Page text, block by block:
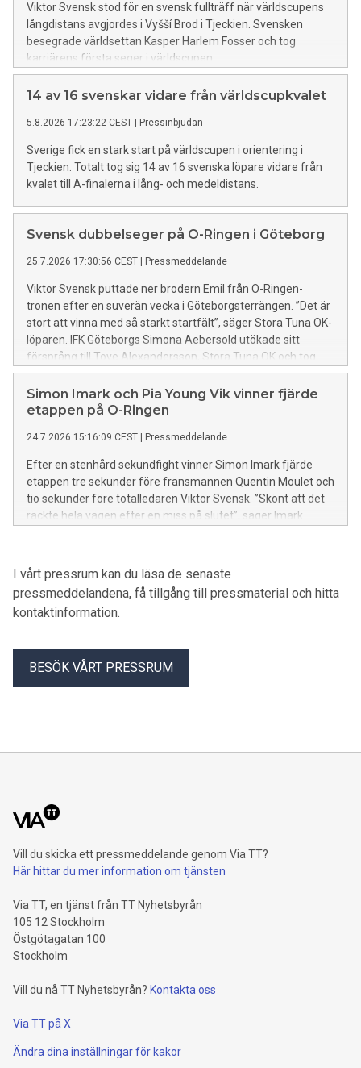
Viktor Svensk stod för en svensk fullträff när världscupens
långdistans avgjordes i Vyšší Brod i Tjeckien. Svensken
besegrade världsettan Kasper Harlem Fosser och tog
karriärens första seger i världscupen.
14 av 16 svenskar vidare från världscupkvalet
5.8.2026 17:23:22 CEST Pressinbjudan
Sverige fick en stark start på världscupen i orientering i
Tjeckien. Totalt tog sig 14 av 16 svenska löpare vidare från
kvalet till A-finalerna i lång- och medeldistans.
Svensk dubbelseger på O-Ringen i Göteborg
25.7.2026 17:30:56 CEST Pressmeddelande
Viktor Svensk puttade ner brodern Emil från O-Ringen-
tronen efter en suverän vecka i Göteborgsterrängen. ”Det är
stort att vinna med så starkt startfält”, säger Stora Tuna OK-
löparen. IFK Göteborgs Simona Aebersold utökade sitt
försprång till Tove Alexandersson, Stora Tuna OK och tog
hem sin andra raka O-Ringen-seger.
Simon Imark och Pia Young Vik vinner fjärde
etappen på O-Ringen
24.7.2026 15:16:09 CEST Pressmeddelande
Efter en stenhård sekundfight vinner Simon Imark fjärde
etappen tre sekunder före fransmannen Quentin Moulet och
tio sekunder före totalledaren Viktor Svensk. ”Skönt att det
räckte hela vägen efter en miss på slutet”, säger Imark.
och Tove Alexandersson.
I vårt pressrum kan du läsa de senaste
pressmeddelandena, få tillgång till pressmaterial och hitta
kontaktinformation.
BESÖK VÅRT PRESSRUM
Vill du skicka ett pressmeddelande genom Via TT?
Här hittar du mer information om tjänsten
Via TT, en tjänst från TT Nyhetsbyrån
105 12 Stockholm
Östgötagatan 100
Stockholm
Vill du nå TT Nyhetsbyrån? Kontakta oss
Via TT på X
Ändra dina inställningar för kakor